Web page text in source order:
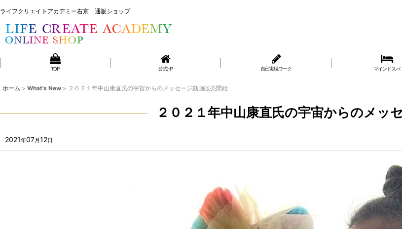
ライフクリエイトアカデミー右京 通販ショップ
TOP 公式HP 自己実現ワーク マインドスパ
ホーム > What's New > ２０２１年中山康直氏の宇宙からのメッセージ動画販売開始
２０２１年中山康直氏の宇宙からのメッ
2021年07月12日